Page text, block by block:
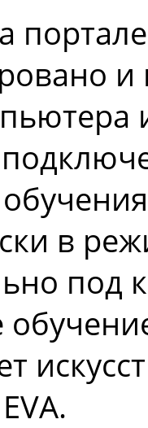
и
в
под